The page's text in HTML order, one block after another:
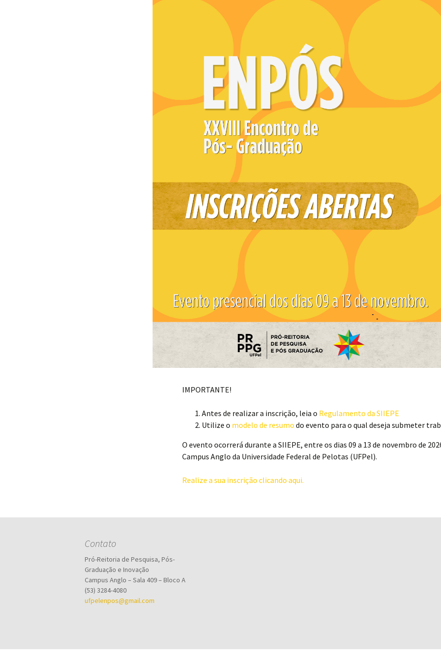
anos
IMPORTANTE!
Antes de realizar a inscrição, leia o Regulamento da SIIEPE
Utilize o modelo de resumo do evento para o qual deseja submeter
O evento ocorrerá durante a SIIEPE, entre os dias 09 a 13 de novembro de
Campus Anglo da Universidade Federal de Pelotas (UFPel).
Realize a sua inscrição clicando aqui.
Contato
Pró-Reitoria de Pesquisa, Pós-
Graduação e Inovação
Campus Anglo – Sala 409 – Bloco A
(53) 3284-4080
ufpelenpos@gmail.com